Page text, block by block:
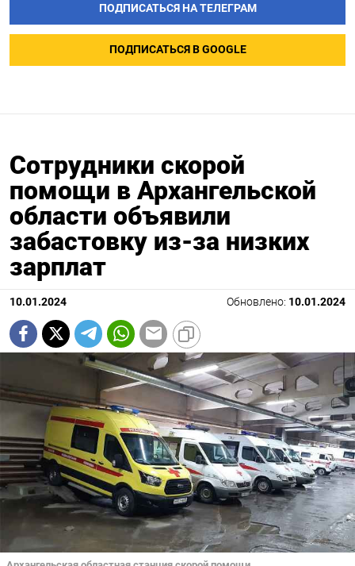
ПОДПИСАТЬСЯ НА ТЕЛЕГРАМ
ПОДПИСАТЬСЯ В GOOGLE
Сотрудники скорой
помощи в Архангельской
области объявили
забастовку из-за низких
зарплат
10.01.2024 Обновлено: 10.01.2024